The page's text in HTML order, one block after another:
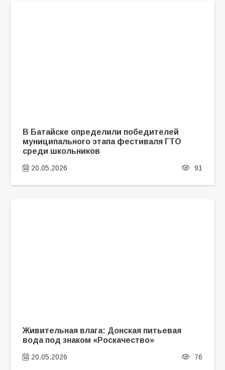
В Батайске определили победителей
муниципального этапа фестиваля ГТО
среди школьников
20.05.2026 91
Живительная влага: Донская питьевая
вода под знаком «Роскачество»
20.05.2026 76